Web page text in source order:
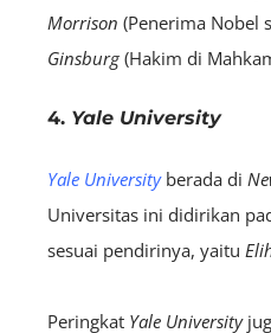
Morrison (Penerima Nobel
Ginsburg(Hakim di
4. Yale University
Yale Universityberada di
Universitas ini didirikan
sesuai pendirinya, yaitu
Peringkat Yale University